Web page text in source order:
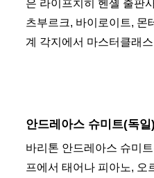
은 라이프치히 헨셸 출판
츠부르크, 바이로이트, 몬
계 각지에서 마스터클래
안드레아스 슈미트(독일)
바리톤 안드레아스 슈미
프에서 태어나 피아노, 오